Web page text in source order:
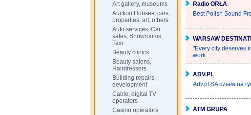
Art gallery, museums
Auction Houses, cars,
properties, art, others
Auto services, Car
sales, Showrooms,
Taxi
Beauty clinics
Beauty salons,
Hairdressers
Building repairs,
development
Cable, digital TV
operators
Casino operators
Radio ORŁA
Best Polish Sound
WARSAW
"Every city deserves
work...
ADV.PL
Adv.pl SA działa na
ATM GRUPA